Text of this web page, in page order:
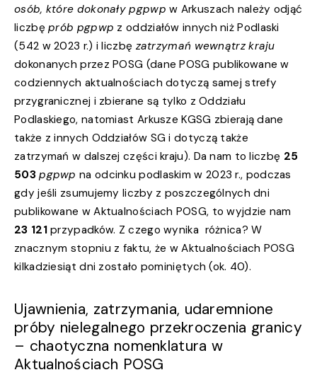
osób, które dokonały pgpwp w Arkuszach należy odjąć
liczbę prób pgpwp z oddziałów innych niż Podlaski
(542 w 2023 r.) i liczbę zatrzymań wewnątrz kraju
dokonanych przez POSG (dane POSG publikowane w
codziennych aktualnościach dotyczą samej strefy
przygranicznej i zbierane są tylko z Oddziału
Podlaskiego, natomiast Arkusze KGSG zbierają dane
także z innych Oddziałów SG i dotyczą także
zatrzymań w dalszej części kraju). Da nam to liczbę 25
503 pgpwp na odcinku podlaskim w 2023 r., podczas
gdy jeśli zsumujemy liczby z poszczególnych dni
publikowane w Aktualnościach POSG, to wyjdzie nam
23 121przypadków. Z czego wynika różnica? W
znacznym stopniu z faktu, że w Aktualnościach POSG
kilkadziesiąt dni zostało pominiętych (ok. 40).
Ujawnienia, zatrzymania, udaremnione
próby nielegalnego przekroczenia granicy
– chaotyczna nomenklatura w
Aktualnościach POSG